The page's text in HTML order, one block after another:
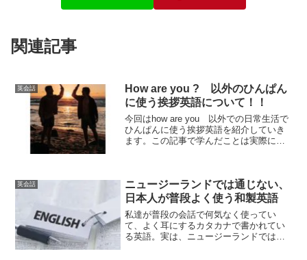
関連記事
英会話
How are you ? 以外のひんぱん
に使う挨拶英語について！！
今回はhow are you 以外での日常生活で
ひんぱんに使う挨拶英語を紹介していき
ます。この記事で学んだことは実際にオ
英会話
ニュージーランドでは通じない、
日本人が普段よく使う和製英語
私達が普段の会話で何気なく使ってい
て、よく耳にするカタカナで書かれてい
る英語。実は、ニュージーランドでは意